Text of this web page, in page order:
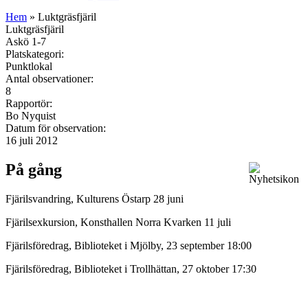
Hem » Luktgräsfjäril
Luktgräsfjäril
Askö 1-7
Platskategori:
Punktlokal
Antal observationer:
8
Rapportör:
Bo Nyquist
Datum för observation:
16 juli 2012
På gång
Fjärilsvandring, Kulturens Östarp 28 juni
Fjärilsexkursion, Konsthallen Norra Kvarken 11 juli
Fjärilsföredrag, Biblioteket i Mjölby, 23 september 18:00
Fjärilsföredrag, Biblioteket i Trollhättan, 27 oktober 17:30